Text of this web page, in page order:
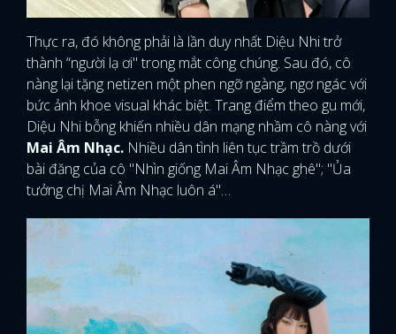
Thực ra, đó không phải là lần duy nhất Diệu Nhi trở
thành “người lạ ơi" trong mắt công chúng. Sau đó, cô
nàng lại tặng netizen một phen ngỡ ngàng, ngơ ngác với
bức ảnh khoe visual khác biệt. Trang điểm theo gu mới,
Diệu Nhi bỗng khiến nhiều dân mạng nhầm cô nàng với
Mai Âm Nhạc. Nhiều dân tình liên tục trầm trồ dưới
bài đăng của cô "Nhìn giống Mai Âm Nhạc ghê"; "Ủa
tưởng chị Mai Âm Nhạc luôn á"…